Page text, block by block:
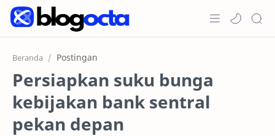
Post
Promosi
Beranda Postingan
Persiapkan suku bunga
kebijakan bank sentral
pekan depan